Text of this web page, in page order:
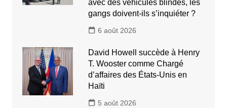
avec des véhicules blindés, les
gangs doivent-ils s’inquiéter ?
6 août 2026
David Howell succède à Henry
T. Wooster comme Chargé
d’affaires des États-Unis en
Haïti
5 août 2026